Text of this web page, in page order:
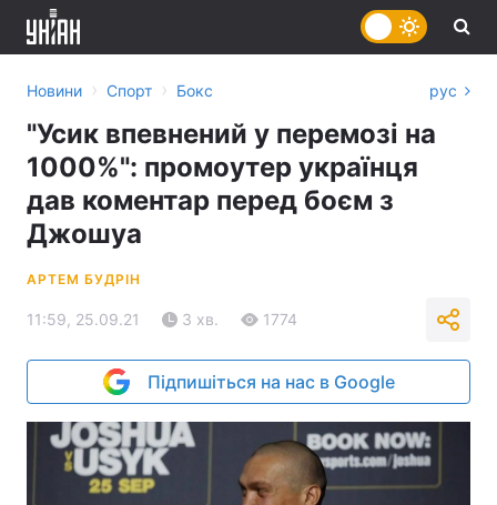
Новини › Спорт › Бокс рус
"Усик впевнений у перемозі на
1000%": промоутер українця
дав коментар перед боєм з
Джошуа
АРТЕМ БУДРІН
11:59, 25.09.21 3 хв. 1774
Підпишіться на нас в Google